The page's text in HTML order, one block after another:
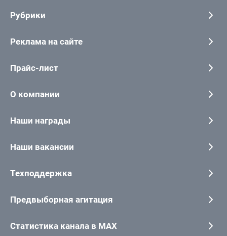
Рубрики
Реклама на сайте
Прайс-лист
О компании
Наши награды
Наши вакансии
Техподдержка
Предвыборная агитация
Статистика канала в MAX